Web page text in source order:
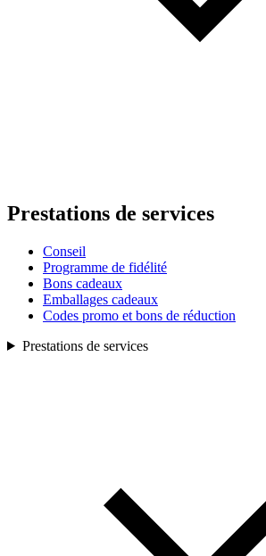
Prestations de services
Conseil
Programme de fidélité
Bons cadeaux
Emballages cadeaux
Codes promo et bons de réduction
Prestations de services